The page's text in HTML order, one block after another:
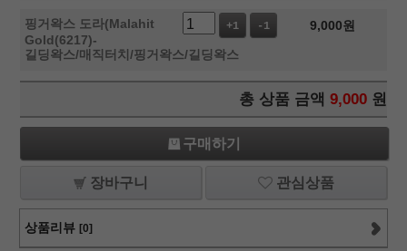
핑거왁스 도라(Malahit
Gold(6217)-
길딩왁스/매직터치/핑거왁스/길딩왁스
+1 -1 9,000원
총 상품 금액 9,000 원
구매하기
장바구니 관심상품
상품리뷰 [0]